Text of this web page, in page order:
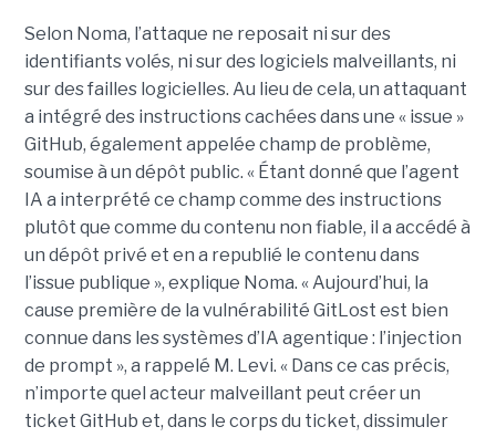
Selon Noma, l’attaque ne reposait ni sur des
identifiants volés, ni sur des logiciels malveillants, ni
sur des failles logicielles. Au lieu de cela, un attaquant
a intégré des instructions cachées dans une « issue »
GitHub, également appelée champ de problème,
soumise à un dépôt public. « Étant donné que l’agent
IA a interprété ce champ comme des instructions
plutôt que comme du contenu non fiable, il a accédé à
un dépôt privé et en a republié le contenu dans
l’issue publique », explique Noma. « Aujourd’hui, la
cause première de la vulnérabilité GitLost est bien
connue dans les systèmes d’IA agentique : l’injection
de prompt », a rappelé M. Levi. « Dans ce cas précis,
n’importe quel acteur malveillant peut créer un
ticket GitHub et, dans le corps du ticket, dissimuler